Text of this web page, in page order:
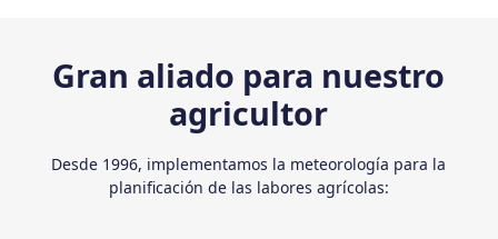
Gran aliado para nuestro
agricultor
Desde 1996, implementamos la meteorología para la
planificación de las labores agrícolas: